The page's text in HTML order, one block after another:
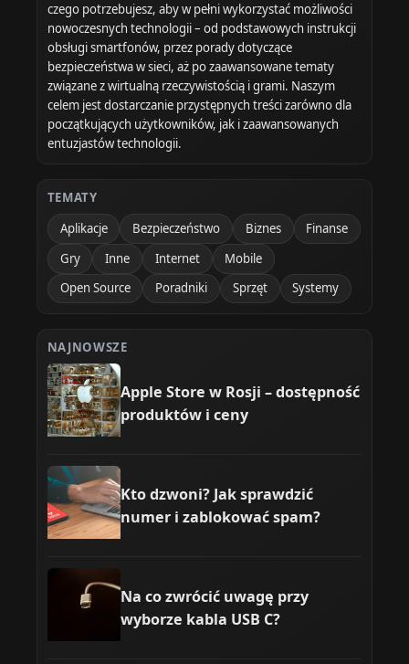
czego potrzebujesz, aby w pełni wykorzystać możliwości
nowoczesnych technologii – od podstawowych instrukcji
obsługi smartfonów, przez porady dotyczące
bezpieczeństwa w sieci, aż po zaawansowane tematy
związane z wirtualną rzeczywistością i grami. Naszym
celem jest dostarczanie przystępnych treści zarówno dla
początkujących użytkowników, jak i zaawansowanych
entuzjastów technologii.
TEMATY
Aplikacje
Bezpieczeństwo Biznes
Finanse
Gry
Inne Internet
Mobile
Open Source
Poradniki Sprzęt Systemy
NAJNOWSZE
Apple Store w Rosji – dostępność
produktów i ceny
Kto dzwoni? Jak sprawdzić
numer i zablokować spam?
Na co zwrócić uwagę przy
wyborze kabla USB C?